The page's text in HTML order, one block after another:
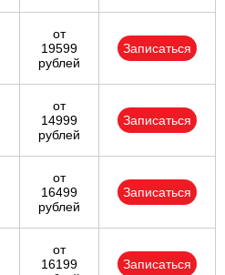
от
19599
рублей
Записаться
от
14999
рублей
Записаться
от
16499
рублей
Записаться
от
16199
Записаться